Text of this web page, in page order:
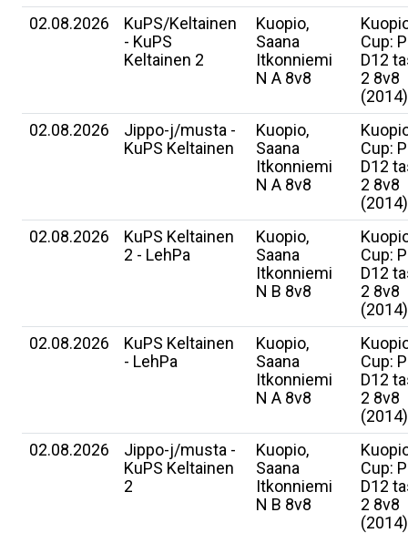
02.08.2026
KuPS/Keltainen
- KuPS
Keltainen 2
Kuopio,
Saana
Itkonniemi
N A 8v8
Cup:
D12
2 8v8
(2014)
02.08.2026
Jippo-j/musta -
KuPS Keltainen
Kuopio,
Saana
Itkonniemi
N A 8v8
Cup:
D12
2 8v8
(2014)
02.08.2026
KuPS Keltainen
2 - LehPa
Kuopio,
Saana
Itkonniemi
N B 8v8
Cup:
D12
2 8v8
(2014)
02.08.2026
KuPS Keltainen
- LehPa
Kuopio,
Saana
Itkonniemi
N A 8v8
Cup:
D12
2 8v8
(2014)
02.08.2026
Jippo-j/musta -
KuPS Keltainen
2
Kuopio,
Saana
Itkonniemi
N B 8v8
Cup:
D12
2 8v8
(2014)